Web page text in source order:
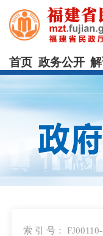
首页 政务公开
索 引 号：